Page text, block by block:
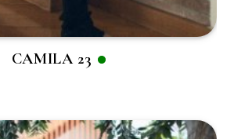
CAMILA 23